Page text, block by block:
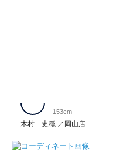
木村 史穏 岡山店
153cm